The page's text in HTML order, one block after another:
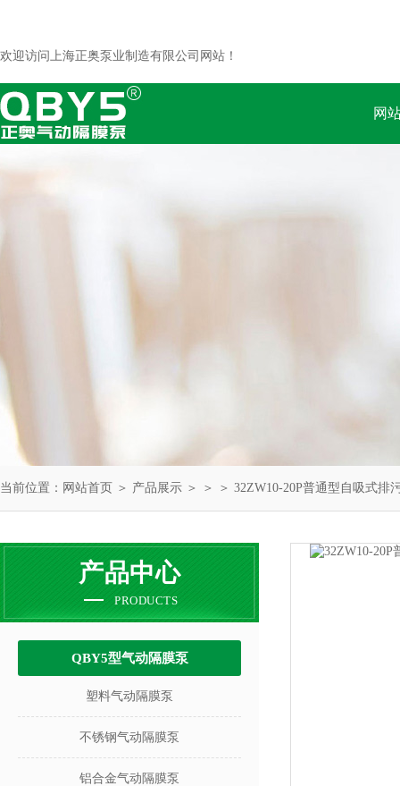
欢迎访问上海正奥泵业制造有限公司网站！
网
当前位置： 网站首页 ＞ 产品展示 ＞ ＞ ＞ 32ZW10-20P普通型自吸式排
产品中心
PRODUCTS
QBY5型气动隔膜泵
塑料气动隔膜泵
不锈钢气动隔膜泵
铝合金气动隔膜泵